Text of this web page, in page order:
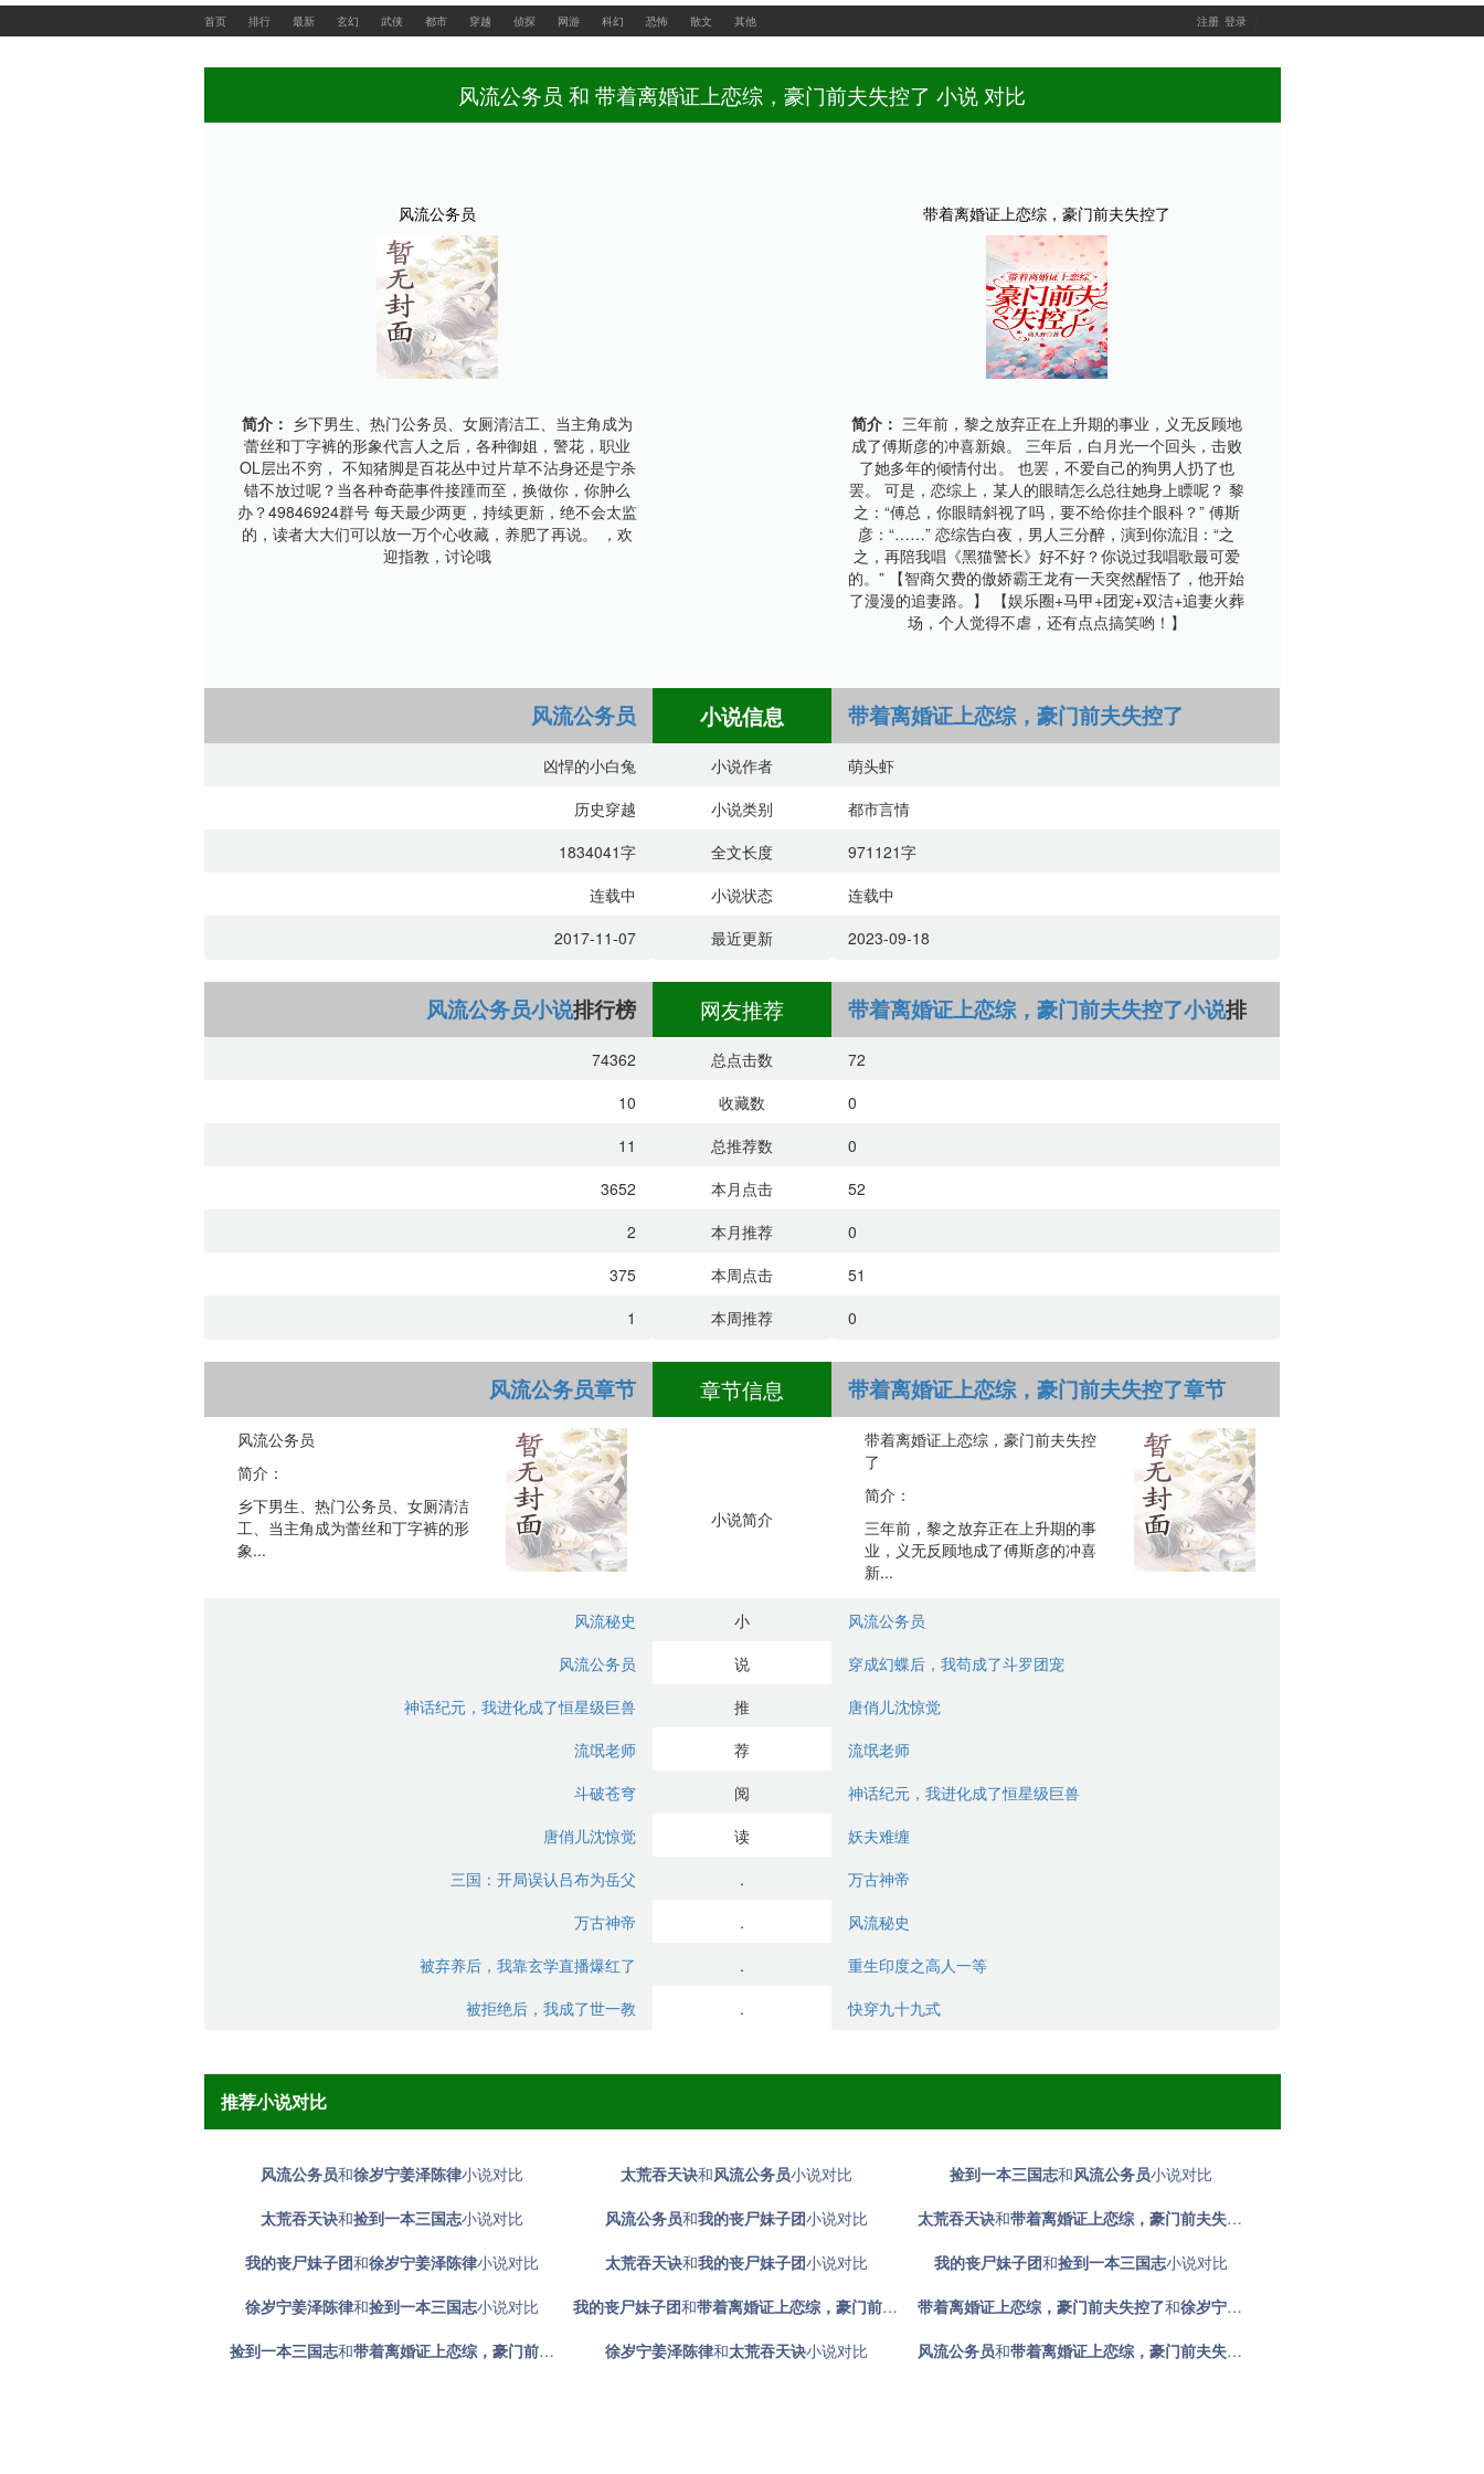
首页 排行 最新 玄幻 武侠 都市 穿越 侦探 网游 科幻 恐怖 散文 其他 注册 登录
最新网址：www.feishuwx.la
风流公务员 和 带着离婚证上恋综，豪门前夫失控了 小说 对比
风流公务员
简介： 乡下男生、热门公务员、女厕清洁工、当主角成为
蕾丝和丁字裤的形象代言人之后，各种御姐，警花，职业
OL层出不穷， 不知猪脚是百花丛中过片草不沾身还是宁杀
错不放过呢？当各种奇葩事件接踵而至，换做你，你肿么
办？49846924群号 每天最少两更，持续更新，绝不会太监
的，读者大大们可以放一万个心收藏，养肥了再说。 ，欢
迎指教，讨论哦
带着离婚证上恋综，豪门前夫失控了
简介： 三年前，黎之放弃正在上升期的事业，义无反顾地
成了傅斯彦的冲喜新娘。 三年后，白月光一个回头，击败
了她多年的倾情付出。 也罢，不爱自己的狗男人扔了也
罢。 可是，恋综上，某人的眼睛怎么总往她身上瞟呢？ 黎
之：“傅总，你眼睛斜视了吗，要不给你挂个眼科？” 傅斯
彦：“……” 恋综告白夜，男人三分醉，演到你流泪：“之
之，再陪我唱《黑猫警长》好不好？你说过我唱歌最可爱
的。” 【智商欠费的傲娇霸王龙有一天突然醒悟了，他开始
了漫漫的追妻路。】 【娱乐圈+马甲+团宠+双洁+追妻火葬
场，个人觉得不虐，还有点点搞笑哟！】
风流公务员
凶悍的小白兔
历史穿越
1834041字
连载中
2017-11-07
风流公务员小说排行榜
74362
10
11
3652
2
375
1
风流公务员章节
风流公务员
简介：
乡下男生、热门公务员、女厕清洁
工、当主角成为蕾丝和丁字裤的形
象...
风流秘史
风流公务员
神话纪元，我进化成了恒星级巨兽
流氓老师
斗破苍穹
唐俏儿沈惊觉
三国：开局误认吕布为岳父
万古神帝
被弃养后，我靠玄学直播爆红了
被拒绝后，我成了世一教
小说信息
小说作者
小说类别
全文长度
小说状态
最近更新
网友推荐
总点击数
收藏数
总推荐数
本月点击
本月推荐
本周点击
本周推荐
章节信息
小说简介
小
说
推
荐
阅
读
.
.
.
.
带着离婚证上恋综，豪门前夫失控了
萌头虾
都市言情
971121字
连载中
2023-09-18
带着离婚证上恋综，豪门前夫失控了小说排
行榜
72
0
0
52
0
51
0
带着离婚证上恋综，豪门前夫失控了章节
带着离婚证上恋综，豪门前夫失控
了
简介：
三年前，黎之放弃正在上升期的事
业，义无反顾地成了傅斯彦的冲喜
新...
风流公务员
穿成幻蝶后，我苟成了斗罗团宠
唐俏儿沈惊觉
流氓老师
神话纪元，我进化成了恒星级巨兽
妖夫难缠
万古神帝
风流秘史
重生印度之高人一等
快穿九十九式
推荐小说对比
风流公务员和徐岁宁姜泽陈律小说对比 太荒吞天诀和风流公务员小说对比 捡到一本三国志和风流公务员小说对比
太荒吞天诀和捡到一本三国志小说对比 风流公务员和我的丧尸妹子团小说对比 太荒吞天诀和带着离婚证上恋综，豪门前夫失控了
我的丧尸妹子团和徐岁宁姜泽陈律小说对比 太荒吞天诀和我的丧尸妹子团小说对比 我的丧尸妹子团和捡到一本三国志小说对比
徐岁宁姜泽陈律和捡到一本三国志小说对比 我的丧尸妹子团和带着离婚证上恋综，豪门前夫失控了 小说对比
带着离婚证上恋综，豪门前夫失控了和徐岁宁姜泽陈律
捡到一本三国志和带着离婚证上恋综，豪门前夫失控了 小说对比
徐岁宁姜泽陈律和太荒吞天诀小说对比 风流公务员和带着离婚证上恋综，豪门前夫失控了